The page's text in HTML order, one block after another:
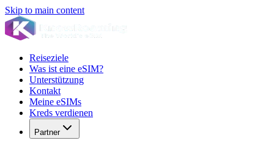
Skip to main content
Reiseziele
Was ist eine eSIM?
Unterstützung
Kontakt
Meine eSIMs
Kreds verdienen
Partner